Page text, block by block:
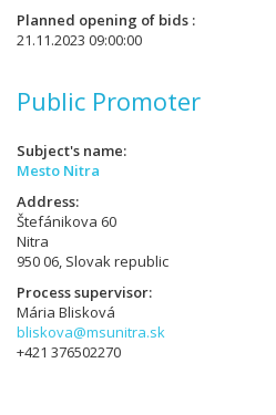
Planned opening of bids
21.11.2023 09:00:00
Public Promoter
Subject's name
Mesto Nitra
Address
Štefánikova 60
Nitra
950 06, Slovak republic
Process supervisor
Mária Blisková
bliskova@msunitra.sk
+421 376502270